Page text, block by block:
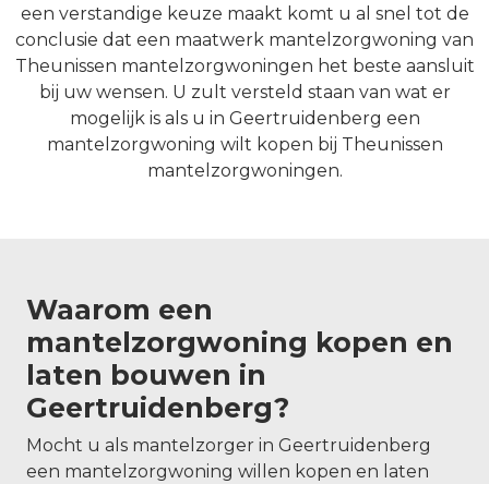
een verstandige keuze maakt komt u al snel tot de
conclusie dat een maatwerk mantelzorgwoning van
Theunissen mantelzorgwoningen het beste aansluit
bij uw wensen. U zult versteld staan van wat er
mogelijk is als u in Geertruidenberg een
mantelzorgwoning wilt kopen bij Theunissen
mantelzorgwoningen.
Waarom een
mantelzorgwoning kopen en
laten bouwen in
Geertruidenberg?
Mocht u als mantelzorger in Geertruidenberg
een mantelzorgwoning willen kopen en laten